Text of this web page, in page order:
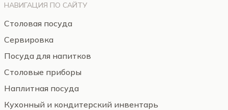
НАВИГАЦИЯ ПО САЙТУ
Столовая посуда
Сервировка
Посуда для напитков
Столовые приборы
Наплитная посуда
Кухонный и кондитерский инвентарь